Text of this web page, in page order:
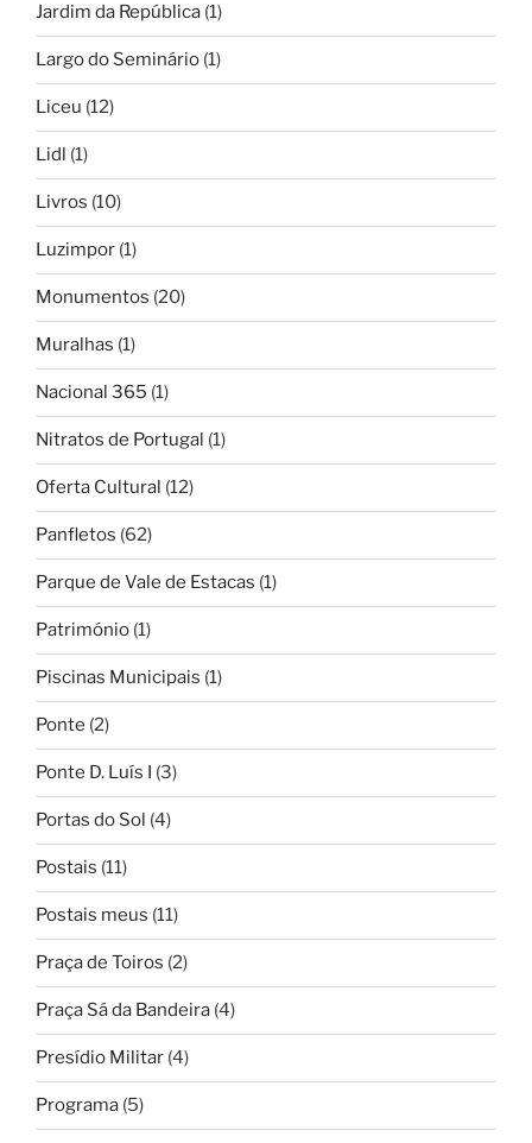
Jardim da República (1)
Largo do Seminário (1)
Liceu (12)
Lidl (1)
Livros (10)
Luzimpor (1)
Monumentos (20)
Muralhas (1)
Nacional 365 (1)
Nitratos de Portugal (1)
Oferta Cultural (12)
Panfletos (62)
Parque de Vale de Estacas (1)
Património (1)
Piscinas Municipais (1)
Ponte (2)
Ponte D. Luís I (3)
Portas do Sol (4)
Postais (11)
Postais meus (11)
Praça de Toiros (2)
Praça Sá da Bandeira (4)
Presídio Militar (4)
Programa (5)